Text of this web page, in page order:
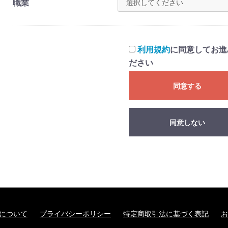
職業
利用規約に同意してお進
ださい
同意する
同意しない
ついて プライバシーポリシー 特定商取引法に基づく表記